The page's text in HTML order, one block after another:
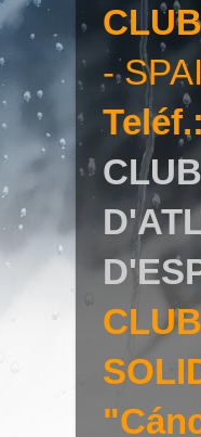
-
Teléf.: